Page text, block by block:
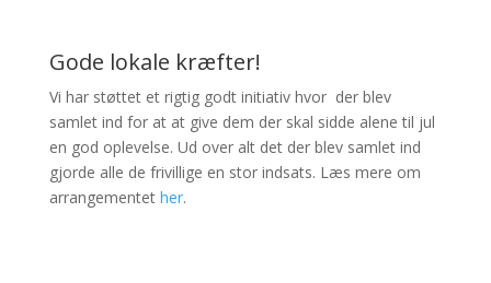
Gode lokale kræfter!
Vi har støttet et rigtig godt initiativ hvor der blev
samlet ind for at at give dem der skal sidde alene til jul
en god oplevelse. Ud over alt det der blev samlet ind
gjorde alle de frivillige en stor indsats. Læs mere om
arrangementet her.